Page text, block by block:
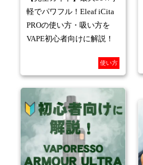
軽でパワフル！Eleaf iCita
PROの使い方・吸い方を
VAPE初心者向けに解説！
使い方